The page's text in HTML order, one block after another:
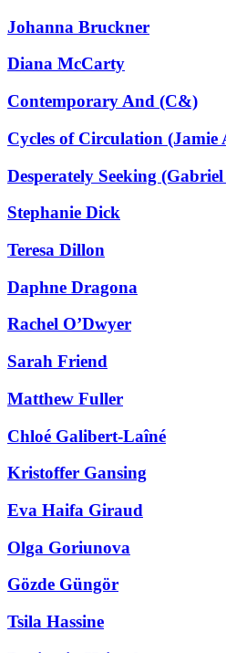
Johanna Bruckner
Diana McCarty
Contemporary And (C&)
Cycles of Circulation
Desperately Seeking
Stephanie Dick
Teresa Dillon
Daphne Dragona
Rachel O’Dwyer
Sarah Friend
Matthew Fuller
Chloé Galibert-Laîné
Kristoffer Gansing
Eva Haifa Giraud
Olga Goriunova
Gözde Güngör
Tsila Hassine